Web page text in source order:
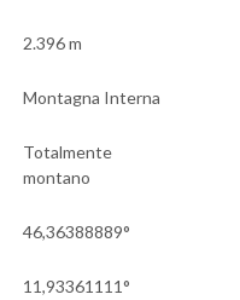
2.396 m
Montagna Interna
Totalmente
montano
46,36388889°
11,93361111°